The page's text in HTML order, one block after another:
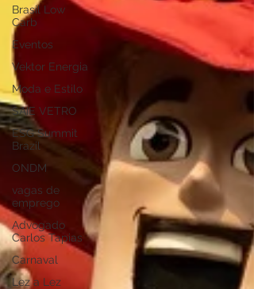
Brasil Low
Carb
Eventos
Vektor Energia
Moda e Estilo
SAIE VETRO
ESG Summit
Brazil
ONDM
vagas de
emprego
Advogado
Carlos Tapias
Carnaval
Lez a Lez